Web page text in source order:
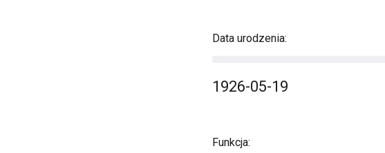
Data urodzenia:
1926-05-19
Funkcja: